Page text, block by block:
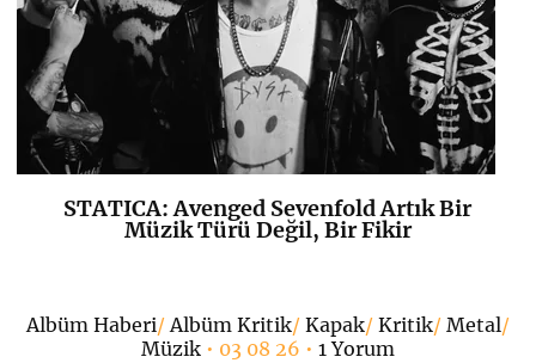
K+
STATICA: Avenged Sevenfold Artık Bir
Müzik Türü Değil, Bir Fikir
Albüm Haberi/ Albüm Kritik/ Kapak/ Kritik/ Metal/
Müzik• 03 08 26 • 1 Yorum